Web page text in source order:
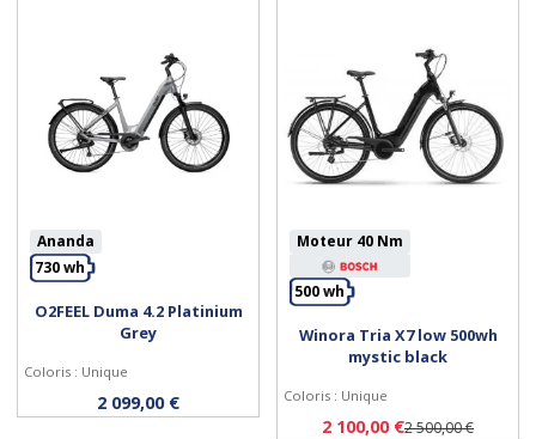
Personnaliser
Ananda
730 wh
O2FEEL Duma 4.2 Platinium
Grey
Coloris : Unique
2 099,00 €
Personnaliser
Moteur 40 Nm
500 wh
Winora Tria X7 low 500wh
mystic black
Coloris : Unique
2 100,00 €2 500,00 €